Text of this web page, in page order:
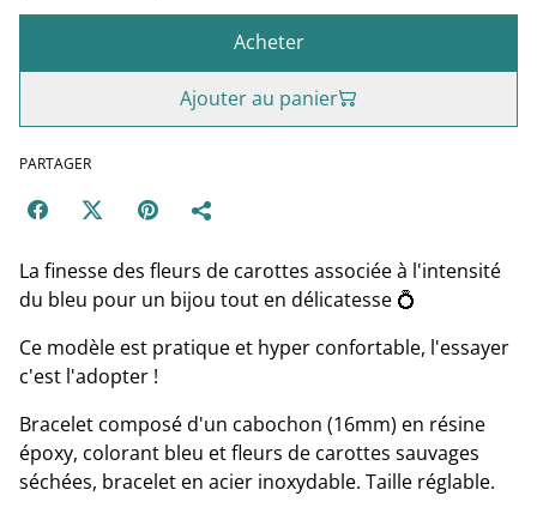
Acheter
Ajouter au panier
PARTAGER
La finesse des fleurs de carottes associée à l'intensité
du bleu pour un bijou tout en délicatesse 💍
Ce modèle est pratique et hyper confortable, l'essayer
c'est l'adopter !
Bracelet composé d'un cabochon (16mm) en résine
époxy, colorant bleu et fleurs de carottes sauvages
séchées, bracelet en acier inoxydable. Taille réglable.